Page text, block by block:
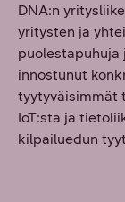
DNA:n
yritysten ja
puolestapuhuja
innostunut
tyytyväisimmät
IoT:sta ja
kilpailuedun